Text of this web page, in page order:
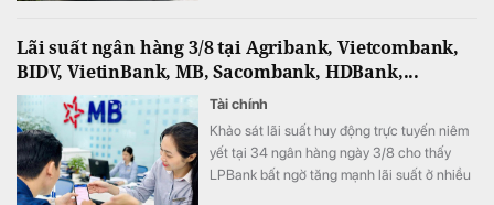
Lãi suất ngân hàng 3/8 tại Agribank, Vietcombank,
BIDV, VietinBank, MB, Sacombank, HDBank,...
Tài chính
Khảo sát lãi suất huy động trực tuyến niêm
yết tại 34 ngân hàng ngày 3/8 cho thấy
LPBank bất ngờ tăng mạnh lãi suất ở nhiều